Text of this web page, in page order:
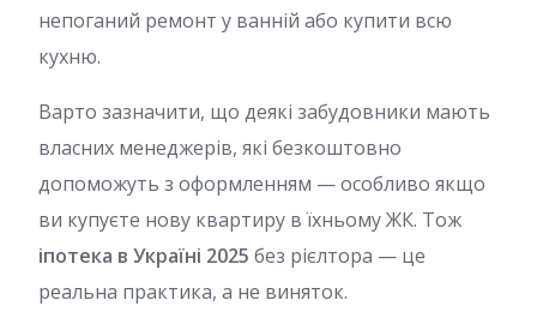
непоганий ремонт у ванній або купити всю
кухню.
Варто зазначити, що деякі забудовники мають
власних менеджерів, які безкоштовно
допоможуть з оформленням — особливо якщо
ви купуєте нову квартиру в їхньому ЖК. Тож
іпотека в Україні 2025 без рієлтора — це
реальна практика, а не виняток.